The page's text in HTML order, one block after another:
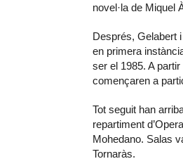
novel·la de Miquel
Després, Gelabert
en primera
ser el 1985. A
començaren a
Tot seguit han
repartiment
Mohedano. Salas
Tornaràs.